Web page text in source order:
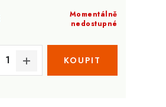
Momentálně
nedostupné